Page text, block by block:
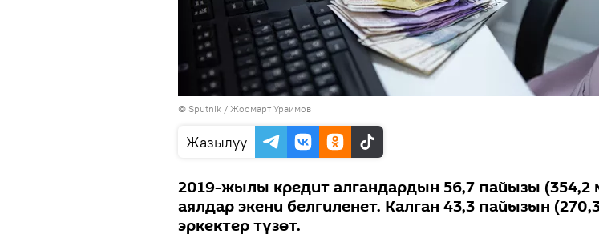
© Sputnik / Жоомарт Ураимов
Жазылуу
2019-жылы кредит алгандардын 56,7 пайызы (354,2
аялдар экени белгиленет. Калган 43,3 пайызын
эркектер түзөт.